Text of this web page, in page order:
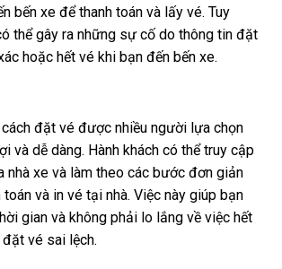
bến xe để thanh toán và lấy vé. Tuy
thể gây ra những sự cố do thông tin đặt
hoặc hết vé khi bạn đến bến xe.
đặt vé được nhiều người lựa chọn
và dễ dàng. Hành khách có thể truy cập
nhà xe và làm theo các bước đơn giản
và in vé tại nhà. Việc này giúp bạn
gian và không phải lo lắng về việc hết
vé sai lệch.